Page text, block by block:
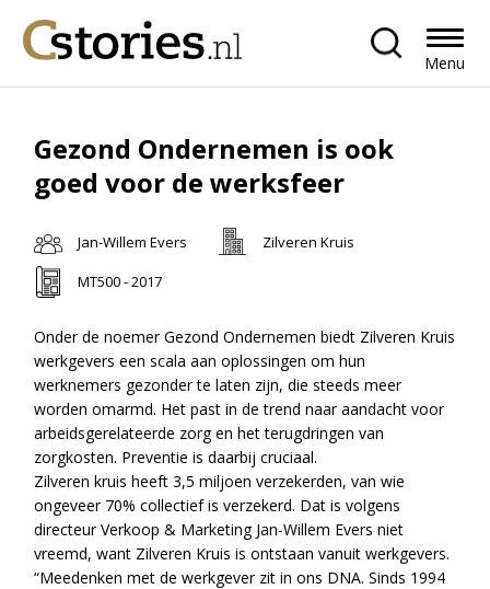
Menu
Gezond Ondernemen is ook
goed voor de werksfeer
Jan-Willem Evers
Zilveren Kruis
MT500 - 2017
Onder de noemer Gezond Ondernemen biedt Zilveren Kruis
werkgevers een scala aan oplossingen om hun
werknemers gezonder te laten zijn, die steeds meer
worden omarmd. Het past in de trend naar aandacht voor
arbeidsgerelateerde zorg en het terugdringen van
zorgkosten. Preventie is daarbij cruciaal.
Zilveren kruis heeft 3,5 miljoen verzekerden, van wie
ongeveer 70% collectief is verzekerd. Dat is volgens
directeur Verkoop & Marketing Jan-Willem Evers niet
vreemd, want Zilveren Kruis is ontstaan vanuit werkgevers.
“Meedenken met de werkgever zit in ons DNA. Sinds 1994